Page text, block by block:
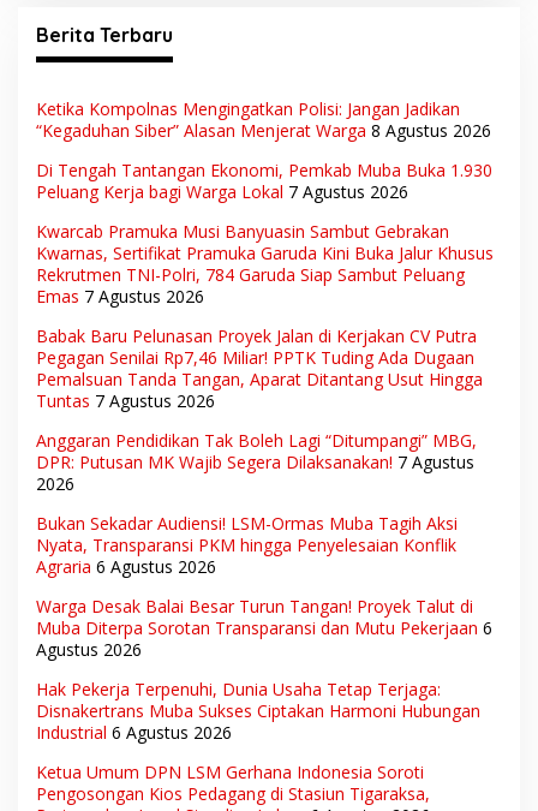
Berita Terbaru
Ketika Kompolnas Mengingatkan Polisi: Jangan Jadikan
“Kegaduhan Siber” Alasan Menjerat Warga 8 Agustus 2026
Di Tengah Tantangan Ekonomi, Pemkab Muba Buka 1.930
Peluang Kerja bagi Warga Lokal 7 Agustus 2026
Kwarcab Pramuka Musi Banyuasin Sambut Gebrakan
Kwarnas, Sertifikat Pramuka Garuda Kini Buka Jalur Khusus
Rekrutmen TNI-Polri, 784 Garuda Siap Sambut Peluang
Emas 7 Agustus 2026
Babak Baru Pelunasan Proyek Jalan di Kerjakan CV Putra
Pegagan Senilai Rp7,46 Miliar! PPTK Tuding Ada Dugaan
Pemalsuan Tanda Tangan, Aparat Ditantang Usut Hingga
Tuntas 7 Agustus 2026
Anggaran Pendidikan Tak Boleh Lagi “Ditumpangi” MBG,
DPR: Putusan MK Wajib Segera Dilaksanakan! 7 Agustus
2026
Bukan Sekadar Audiensi! LSM-Ormas Muba Tagih Aksi
Nyata, Transparansi PKM hingga Penyelesaian Konflik
Agraria 6 Agustus 2026
Warga Desak Balai Besar Turun Tangan! Proyek Talut di
Muba Diterpa Sorotan Transparansi dan Mutu Pekerjaan 6
Agustus 2026
Hak Pekerja Terpenuhi, Dunia Usaha Tetap Terjaga:
Disnakertrans Muba Sukses Ciptakan Harmoni Hubungan
Industrial 6 Agustus 2026
Ketua Umum DPN LSM Gerhana Indonesia Soroti
Pengosongan Kios Pedagang di Stasiun Tigaraksa,